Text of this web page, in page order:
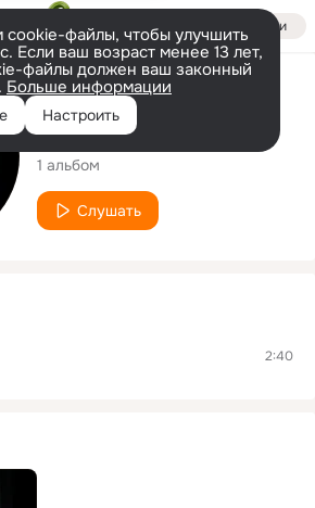
Войти
файлы, чтобы улучшить
Если ваш возраст менее 13 лет,
файлы должен ваш законный
Больше информации
Настроить
Исполнитель
SIRV
1 альбом
Слушать
2:40